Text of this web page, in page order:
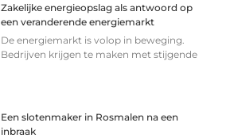
Zakelijke energieopslag als antwoord op
een veranderende energiemarkt
De energiemarkt is volop in beweging.
Bedrijven krijgen te maken met stijgende
Een slotenmaker in Rosmalen na een
inbraak